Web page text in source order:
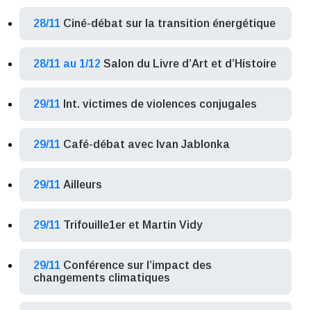
28/11 Ciné-débat sur la transition énergétique
28/11 au 1/12 Salon du Livre d’Art et d’Histoire
29/11 Int. victimes de violences conjugales
29/11 Café-débat avec Ivan Jablonka
29/11 Ailleurs
29/11 Trifouille1er et Martin Vidy
29/11 Conférence sur l’impact des
changements climatiques